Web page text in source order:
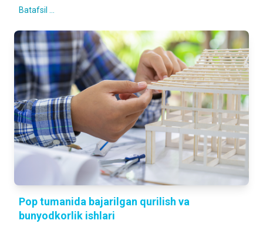
Batafsil ...
Pop tumanida bajarilgan qurilish va
bunyodkorlik ishlari